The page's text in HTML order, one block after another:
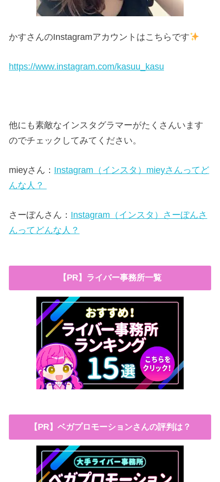
かすさんのInstagramアカウントはこちらです
https://www.instagram.com/kasuu_kasu
他にも素敵なインスタグラマーがたくさんいます
のでチェックしてみてください。
mieyさん： Instagram（インスタ）mieyさんってど
んな人？
さーぽんさん： Instagram（インスタ）さーぽんさ
んってどんな人？
【PR】ライバー事務所一覧
【PR】ベガプロモーションさんの評判は？